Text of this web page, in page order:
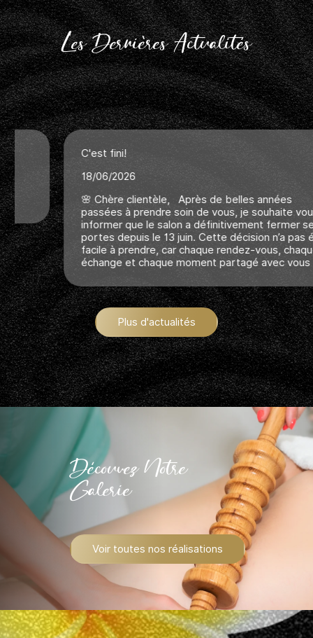
Les Dernières Actualités
C'est fini!
18/06/2026
🌸 Chère clientèle, Après de belles années
passées à prendre soin de vous, je souhaite vous
informer que le salon a définitivement fermer ses
portes depuis le 13 juin. Cette décision n’a pas été
facile à prendre, car chaque rendez-vous, chaque
échange et chaque moment partagé avec vous a...
Plus d'actualités
Découvez Notre
Galerie
Voir toutes nos réalisations